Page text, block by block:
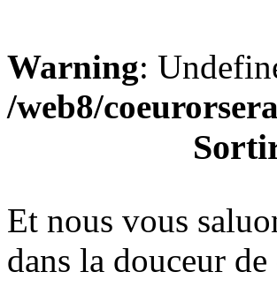
Warning:
/web8/
Et nous vous
dans la douceur